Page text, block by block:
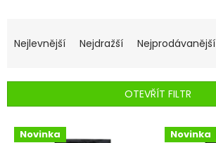
a
n
í
Nejlevnější Nejdražší Nejprodávanější
OTEVŘÍT FILTR
V Novinka Novinka